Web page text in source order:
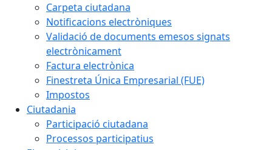
Carpeta ciutadana
Notificacions electròniques
Validació de documents emesos signats
electrònicament
Factura electrònica
Finestreta Única Empresarial (FUE)
Impostos
Ciutadania
Participació ciutadana
Processos participatius